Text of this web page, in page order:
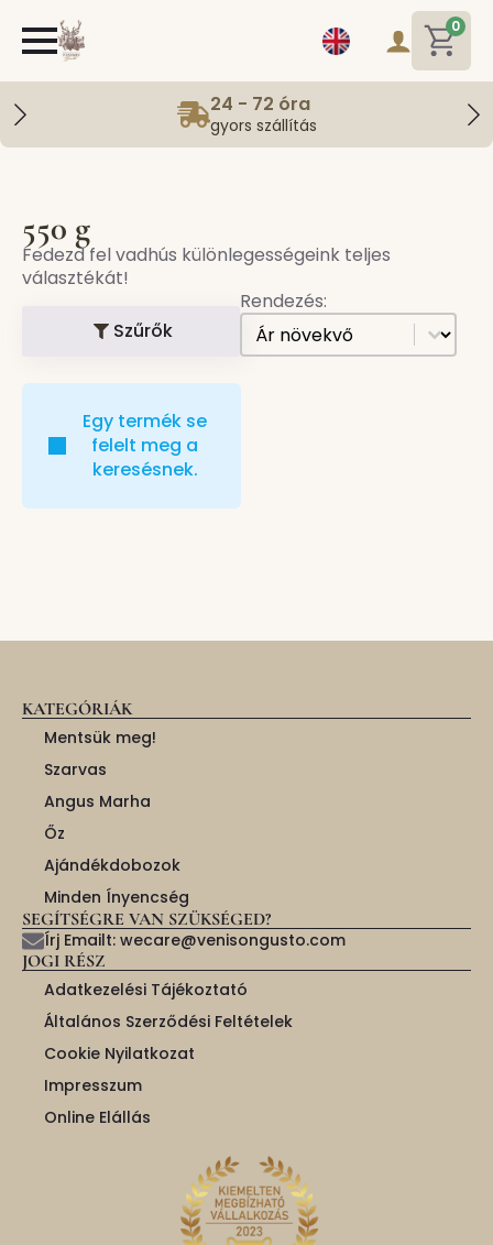
0
24 - 72 óra
gyors szállítás
550 g
Fedezd fel vadhús különlegességeink teljes
választékát!
Szűrők
Rendezés:
[all] Sorting
Sort content
Egy termék se
felelt meg a
keresésnek.
KATEGÓRIÁK
Mentsük meg!
Szarvas
Angus Marha
Őz
Ajándékdobozok
Minden Ínyencség
SEGÍTSÉGRE VAN SZÜKSÉGED?
Írj Emailt: wecare@venisongusto.com
JOGI RÉSZ
Adatkezelési Tájékoztató
Általános Szerződési Feltételek
Cookie Nyilatkozat
Impresszum
Online Elállás